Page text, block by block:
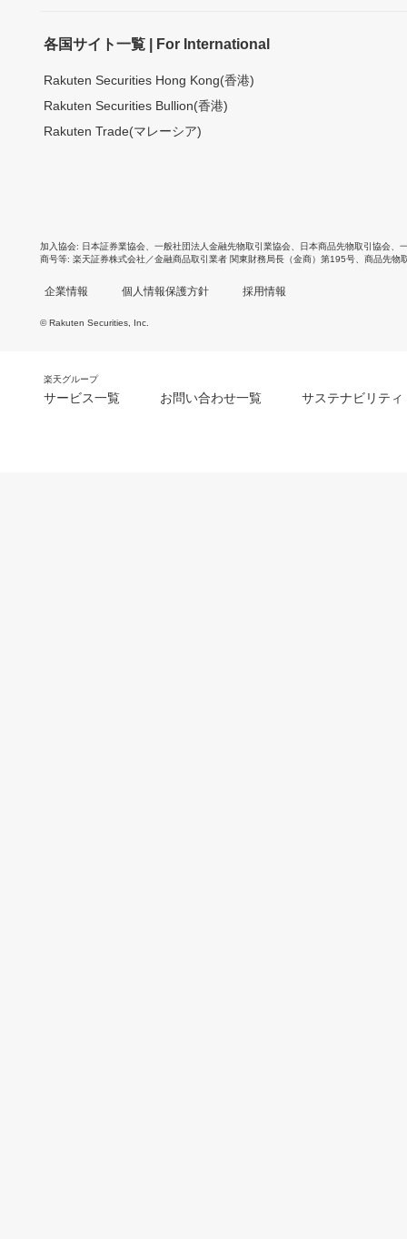
各国サイト一覧 | For International
Rakuten Securities Hong Kong(香港)
Rakuten Securities Bullion(香港)
Rakuten Trade(マレーシア)
加入協会 日本証券業協会 一般社団法人金融先物取引業協会 日本商品先物取引協会
商号等 楽天証券株式会社／金融商品取引業者 関東財務局長（金商）第195号、商品先物
企業情報 個人情報保護方針 採用情報
© Rakuten Securities, Inc.
楽天グループ
サービス一覧 お問い合わせ一覧 サステナビリティ